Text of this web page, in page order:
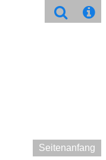
Seitenanfang